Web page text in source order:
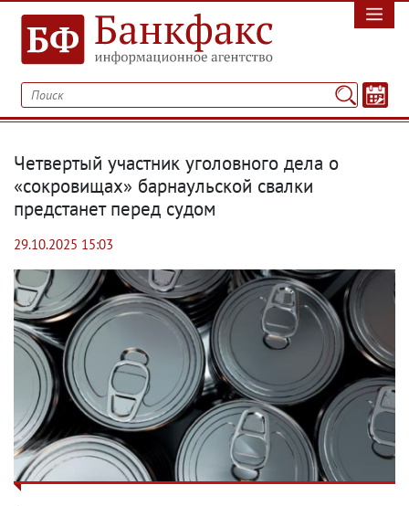
Четвертый участник уголовного дела о
«сокровищах» барнаульской свалки
предстанет перед судом
29.10.2025 15:03